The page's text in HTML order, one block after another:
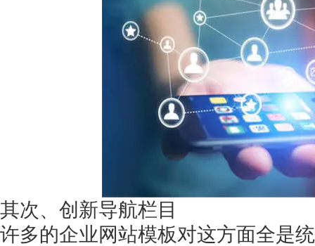
其次、创新导航栏目
许多的企业网站模板对这方面全是
获得产品报价方案
1万个想法不如1次的方案落地